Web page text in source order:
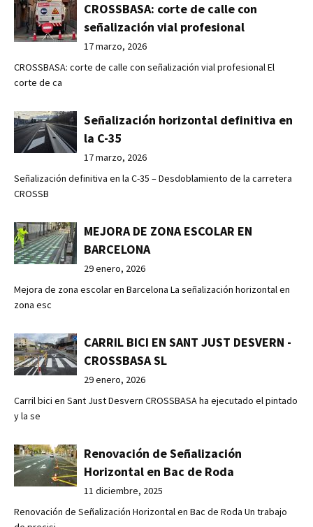
CROSSBASA: corte de calle con
señalización vial profesional
17 marzo, 2026
CROSSBASA: corte de calle con señalización vial profesional El
corte de ca
Señalización horizontal definitiva en
la C-35
17 marzo, 2026
Señalización definitiva en la C-35 – Desdoblamiento de la carretera
CROSSB
MEJORA DE ZONA ESCOLAR EN
BARCELONA
29 enero, 2026
Mejora de zona escolar en Barcelona La señalización horizontal en
zona esc
CARRIL BICI EN SANT JUST DESVERN -
CROSSBASA SL
29 enero, 2026
Carril bici en Sant Just Desvern CROSSBASA ha ejecutado el pintado
y la se
Renovación de Señalización
Horizontal en Bac de Roda
11 diciembre, 2025
Renovación de Señalización Horizontal en Bac de Roda Un trabajo